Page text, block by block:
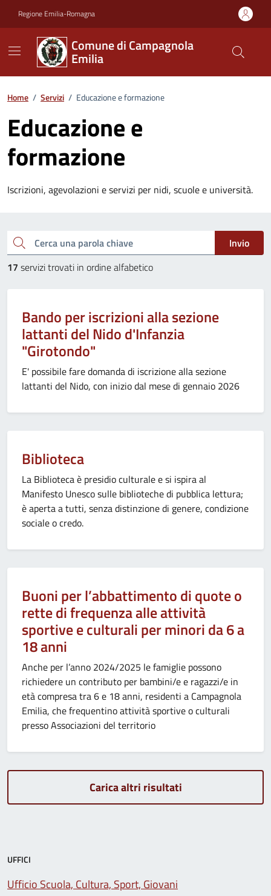
Regione Emilia-Romagna
Comune di Campagnola
Emilia
Home / Servizi / Educazione e formazione
Educazione e
formazione
Iscrizioni, agevolazioni e servizi per nidi, scuole e università.
Cerca una parola chiave
Invio
17 servizi trovati in ordine alfabetico
Bando per iscrizioni alla sezione
lattanti del Nido d'Infanzia
"Girotondo"
E' possibile fare domanda di iscrizione alla sezione
lattanti del Nido, con inizio dal mese di gennaio 2026
Biblioteca
La Biblioteca è presidio culturale e si ispira al
Manifesto Unesco sulle biblioteche di pubblica lettura;
è aperta a tutti, senza distinzione di genere, condizione
sociale o credo.
Buoni per l’abbattimento di quote o
rette di frequenza alle attività
sportive e culturali per minori da 6 a
18 anni
Anche per l’anno 2024/2025 le famiglie possono
richiedere un contributo per bambini/e e ragazzi/e in
età compresa tra 6 e 18 anni, residenti a Campagnola
Emilia, che frequentino attività sportive o culturali
presso Associazioni del territorio
Carica altri risultati
UFFICI
Ufficio Scuola, Cultura, Sport, Giovani